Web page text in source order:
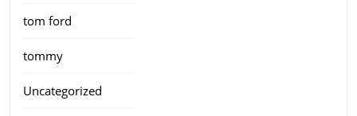
tom ford
tommy
Uncategorized